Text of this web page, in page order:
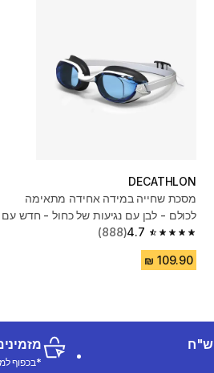
DECATHLON
מסכת שחייה במידה אחידה מתאימה
לכולם - לבן עם נגיעות של כחול - חדש עם
מניעת אדים4.7
4.7 out of 5 stars from 888 reviews
(888)
*בכפוף